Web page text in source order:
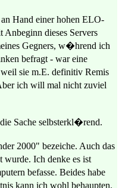
Hand einer hohen ELO-
dieses Servers
Gegners, w�hrend ich
befragt - war eine
sie m.E. definitiv Remis
ich will mal nicht zuviel
Sache selbsterkl�rend.
2000" bezeiche. Auch das
Ich denke es ist
befasse. Beides habe
kann ich wohl behaupten.